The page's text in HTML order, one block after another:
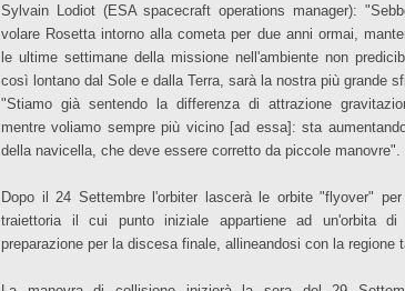
Sylvain Lodiot (ESA spacecraft operations manager):
volare Rosetta intorno alla cometa per due anni ormai,
le ultime settimane della missione nell'ambiente non
così lontano dal Sole e dalla Terra, sarà la nostra più grande
"Stiamo già sentendo la differenza di attrazione
mentre voliamo sempre più vicino [ad essa]: sta
della navicella, che deve essere corretto da piccole manovre".
Dopo il 24 Settembre l'orbiter lascerà le orbite "flyover"
traiettoria il cui punto iniziale appartiene ad un'orbita
preparazione per la discesa finale, allineandosi con la regione